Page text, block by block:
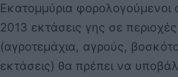
Εκατομμύρια φορολογούμενοι
2013 εκτάσεις γης σε
(αγροτεμάχια, αγρούς,
εκτάσεις) θα πρέπει να